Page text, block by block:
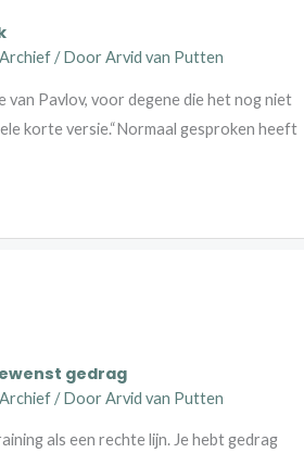
/ DoorArvid van Putten
van Pavlov, voor degene die het nog niet
korte versie.“Normaal gesproken heeft
gedrag
/ DoorArvid van Putten
als een rechte lijn. Je hebt gedrag